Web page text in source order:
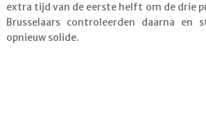
extra tijd van de eerste helft om de drie
Brusselaars controleerden daarna en
opnieuw solide.